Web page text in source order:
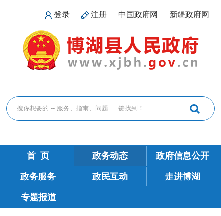
登录 注册 中国政府网 新疆政府网
首 页 政务动态 政府信息公开
政务服务 政民互动 走进博湖
专题报道